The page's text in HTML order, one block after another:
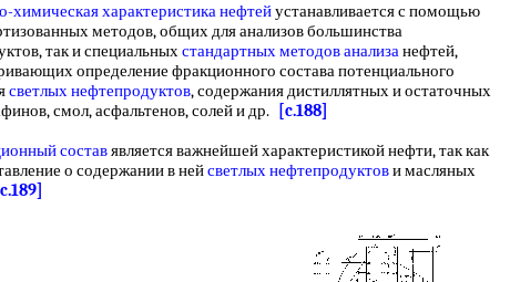
химическая характеристика нефтейустанавливается с помощью
методов, общих для анализов большинства
так и специальныхстандартных методов анализанефтей,
определение фракционного состава потенциального
светлых нефтепродуктов, содержания дистиллятных и остаточных
смол, асфальтенов, солей и др.
[c.188]
составявляется важнейшей характеристикой нефти, так как
о содержании в нейсветлых нефтепродуктови масляных